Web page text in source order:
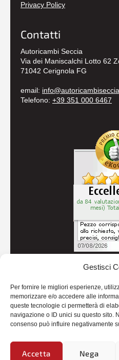
Gestisci
Per fornire le migliori esperienze,
memorizzare e/o accedere alle
queste tecnologie ci permetterà di
navigazione o ID unici su questo sito.
consenso può influire negativamente
Accetta Nega
Privacy Policy
Contatti
Autoricambi Seccia
Via dei Maniscalchi Lotto 62
71042 Cerignola FG
email:
Telefono: +39 351 000 6467